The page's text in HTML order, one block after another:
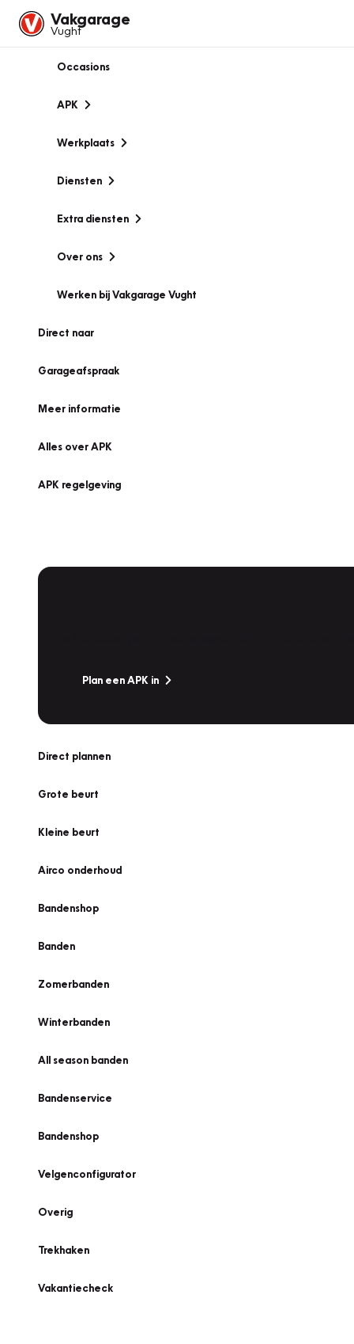
Vakgarage
Vught
Occasions
APK
Werkplaats
Diensten
Extra diensten
Over ons
Werken bij Vakgarage Vught
Direct naar
Garageafspraak
Meer informatie
Alles over APK
APK regelgeving
Plan een APK in
Direct plannen
Grote beurt
Kleine beurt
Airco onderhoud
Bandenshop
Banden
Zomerbanden
Winterbanden
All season banden
Bandenservice
Bandenshop
Velgenconfigurator
Overig
Trekhaken
Vakantiecheck